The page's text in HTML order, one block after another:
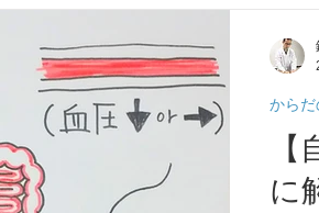
ゆ
はイ
しま
す。
に
からだ